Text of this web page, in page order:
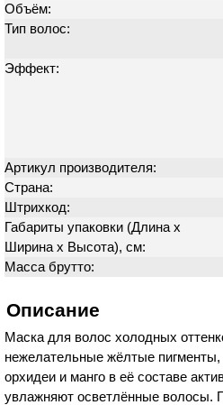
Объём:
Тип волос:
Эффект:
Артикул производителя:
Страна:
Штрихкод:
Габариты упаковки (Длина х
Ширина х Высота), см:
Масса брутто:
Описание
Маска для волос холодных
нежелательные жёлтые пигменты,
орхидеи и манго в её составе
увлажняют осветлённые волосы.